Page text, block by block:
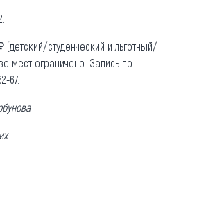
студенческий и льготный/
мест ограничено. Запись по
67.